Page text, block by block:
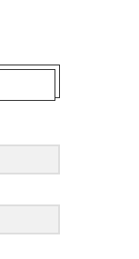
FAZEM HOMENAGEM